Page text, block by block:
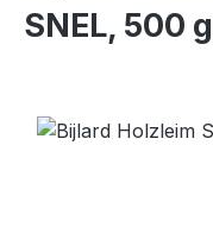
SNEL, 500
Bildergalerie